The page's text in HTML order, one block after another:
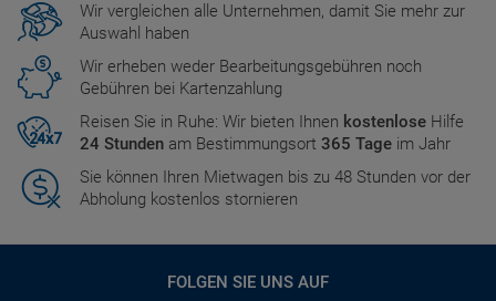
Wir vergleichen alle Unternehmen, damit Sie mehr zur
Auswahl haben
Wir erheben weder Bearbeitungsgebühren noch
Gebühren bei Kartenzahlung
Reisen Sie in Ruhe: Wir bieten Ihnen kostenlose Hilfe
24 Stunden am Bestimmungsort 365 Tage im Jahr
Sie können Ihren Mietwagen bis zu 48 Stunden vor der
Abholung kostenlos stornieren
FOLGEN SIE UNS AUF